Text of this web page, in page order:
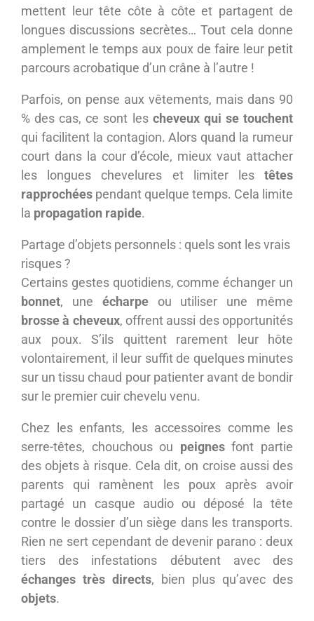
mettent leur tête côte à côte et partagent de
longues discussions secrètes… Tout cela donne
amplement le temps aux poux de faire leur petit
parcours acrobatique d’un crâne à l’autre !
Parfois, on pense aux vêtements, mais dans 90
% des cas, ce sont les cheveux qui se touchent
qui facilitent la contagion. Alors quand la rumeur
court dans la cour d’école, mieux vaut attacher
les longues chevelures et limiter les têtes
rapprochées pendant quelque temps. Cela limite
la propagation rapide.
Partage d’objets personnels : quels sont les vrais
risques ?
Certains gestes quotidiens, comme échanger un
bonnet, une écharpeou utiliser une même
brosse à cheveux, offrent aussi des opportunités
aux poux. S’ils quittent rarement leur hôte
volontairement, il leur suffit de quelques minutes
sur un tissu chaud pour patienter avant de bondir
sur le premier cuir chevelu venu.
Chez les enfants, les accessoires comme les
serre-têtes, chouchous ou peignesfont partie
des objets à risque. Cela dit, on croise aussi des
parents qui ramènent les poux après avoir
partagé un casque audio ou déposé la tête
contre le dossier d’un siège dans les transports.
Rien ne sert cependant de devenir parano : deux
tiers des infestations débutent avec des
échanges très directs, bien plus qu’avec des
objets.